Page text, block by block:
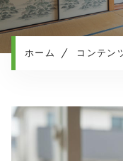
プ
ホーム コンテン